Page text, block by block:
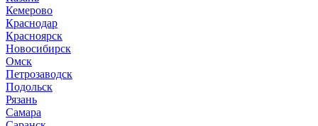
Кемерово
Краснодар
Красноярск
Новосибирск
Омск
Петрозаводск
Подольск
Рязань
Самара